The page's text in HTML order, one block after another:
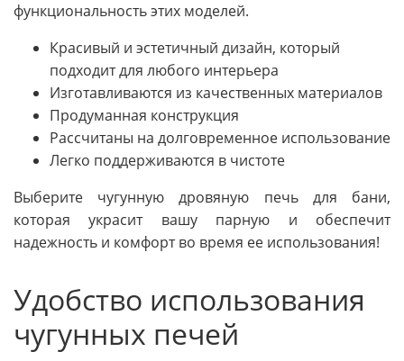
функциональность этих моделей.
Красивый и эстетичный дизайн, который
подходит для любого интерьера
Изготавливаются из качественных материалов
Продуманная конструкция
Рассчитаны на долговременное использование
Легко поддерживаются в чистоте
Выберите чугунную дровяную печь для бани,
которая украсит вашу парную и обеспечит
надежность и комфорт во время ее использования!
Удобство использования
чугунных печей